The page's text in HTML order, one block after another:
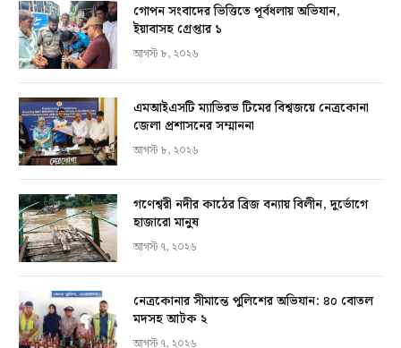
গোপন সংবাদের ভিত্তিতে পূর্বধলায় অভিযান,
ইয়াবাসহ গ্রেপ্তার ১
আগস্ট ৮, ২০২৬
এমআইএসটি ম্যাভিরভ টিমের বিশ্বজয়ে নেত্রকোনা
জেলা প্রশাসনের সম্মাননা
আগস্ট ৮, ২০২৬
গণেশ্বরী নদীর কাঠের ব্রিজ বন্যায় বিলীন, দুর্ভোগে
হাজারো মানুষ
আগস্ট ৭, ২০২৬
নেত্রকোনার সীমান্তে পুলিশের অভিযান: ৪০ বোতল
মদসহ আটক ২
আগস্ট ৭, ২০২৬